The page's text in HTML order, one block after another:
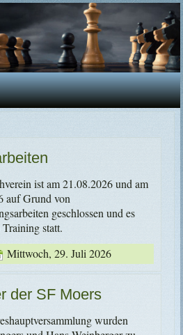
ist am 21.08.2026 und am
auf Grund von
geschlossen und es
statt.
Mittwoch, 29. Juli 2026
der SF Moers
wurden